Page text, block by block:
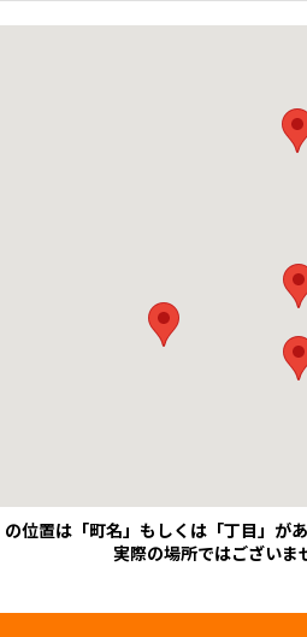
位置は「町名」もしくは「丁目」が
実際の場所ではございま